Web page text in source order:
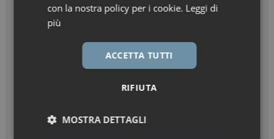
con la nostra policy per i cookie. Leggi di
più
ACCETTA TUTTI
RIFIUTA
MOSTRA DETTAGLI